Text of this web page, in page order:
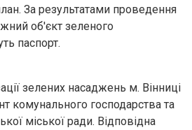
За результатами проведення
об'єкт зеленого
паспорт.
зелених насаджень м. Вінниці
комунального господарства та
міської ради. Відповідна